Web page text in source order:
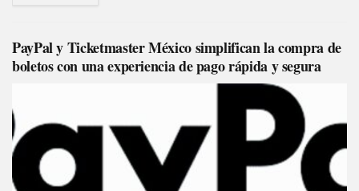
PayPal y Ticketmaster México simplifican la compra de
boletos con una experiencia de pago rápida y segura